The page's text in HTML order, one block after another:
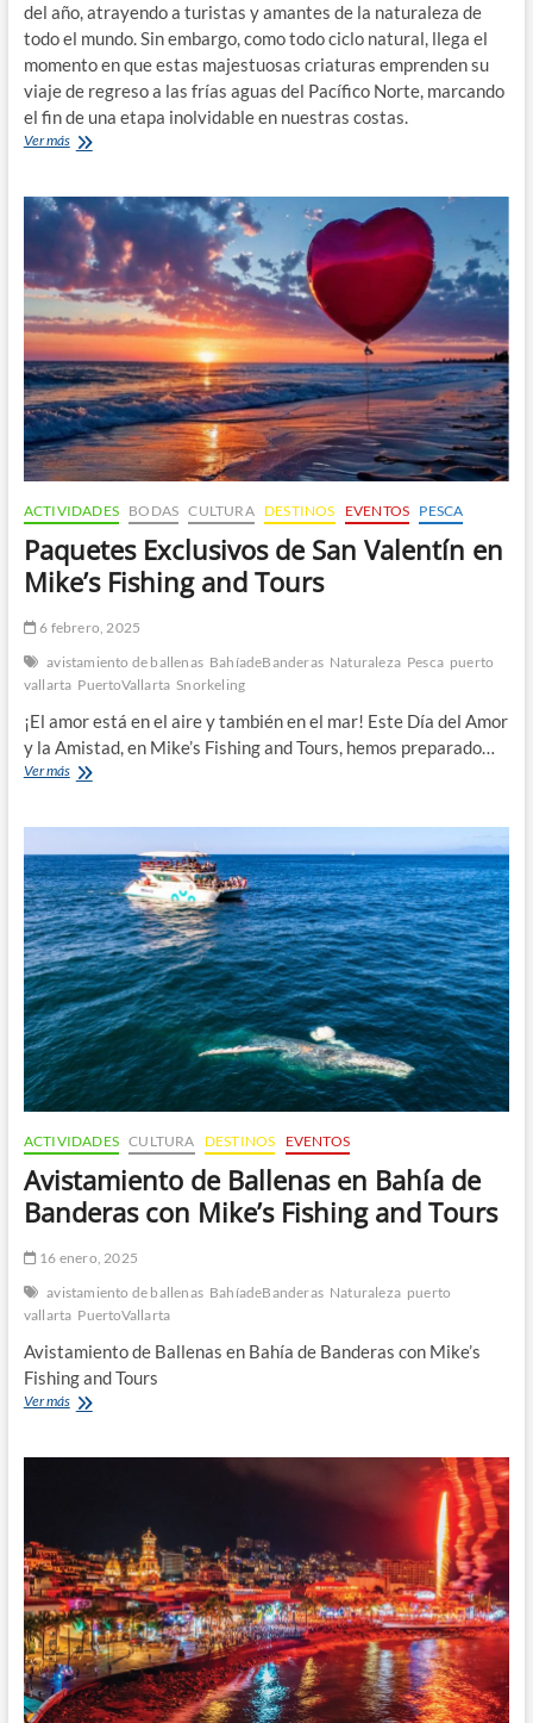
del año, atrayendo a turistas y amantes de la naturaleza de
todo el mundo. Sin embargo, como todo ciclo natural, llega el
momento en que estas majestuosas criaturas emprenden su
viaje de regreso a las frías aguas del Pacífico Norte, marcando
el fin de una etapa inolvidable en nuestras costas.
Ver másEl
la
Temporada
de
Avistamiento
de
Ballenas
en
Puerto
Vallarta
y
Bahía
de
Banderas
ACTIVIDADES BODAS CULTURA DESTINOS EVENTOS PESCA
Paquetes Exclusivos de San Valentín en
Mike’s Fishing and Tours
6 febrero, 2025
avistamiento de ballenas BahíadeBanderas Naturaleza Pesca puerto
vallarta PuertoVallarta Snorkeling
¡El amor está en el aire y también en el mar! Este Día del Amor
y la Amistad, en Mike’s Fishing and Tours, hemos preparado…
Ver másPaquetes
San
Valentín
en
Mike’s
Fishing
and
Tours
ACTIVIDADES CULTURA DESTINOS EVENTOS
Avistamiento de Ballenas en Bahía de
Banderas con Mike’s Fishing and Tours
16 enero, 2025
avistamiento de ballenas BahíadeBanderas Naturaleza puerto
vallarta PuertoVallarta
Avistamiento de Ballenas en Bahía de Banderas con Mike’s
Fishing and Tours
Ver másAvistamiento
con
Mike’s
Fishing
and
Tours